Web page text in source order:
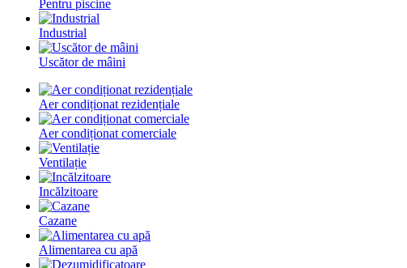
Pentru piscine
Industrial
Uscător de mâini
Aer condiționat rezidențiale
Aer condiționat comerciale
Ventilație
Incălzitoare
Сazane
Alimentarea cu apă